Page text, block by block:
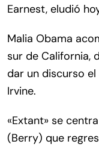
Earnest, eludió
Malia Obama
sur de California,
dar un discurso
Irvine.
«Extant» se
(Berry) que